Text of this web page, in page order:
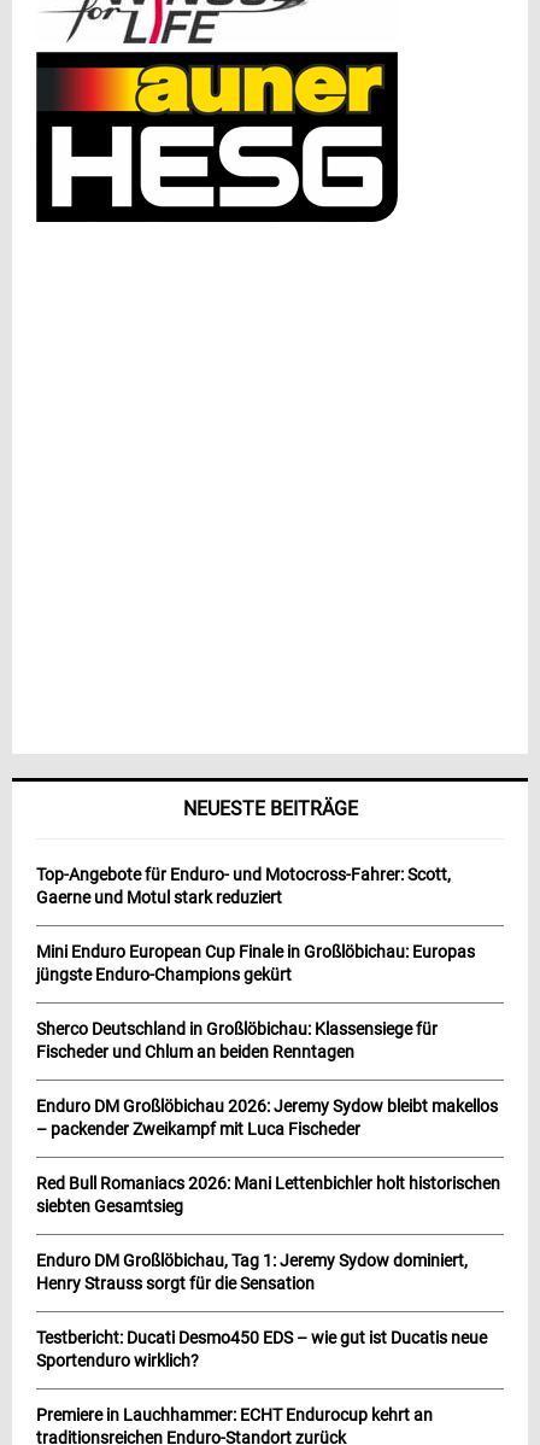
NEUESTE BEITRÄGE
Top-Angebote für Enduro- und Motocross-Fahrer: Scott,
Gaerne und Motul stark reduziert
Mini Enduro European Cup Finale in Großlöbichau: Europas
jüngste Enduro-Champions gekürt
Sherco Deutschland in Großlöbichau: Klassensiege für
Fischeder und Chlum an beiden Renntagen
Enduro DM Großlöbichau 2026: Jeremy Sydow bleibt makellos
– packender Zweikampf mit Luca Fischeder
Red Bull Romaniacs 2026: Mani Lettenbichler holt historischen
siebten Gesamtsieg
Enduro DM Großlöbichau, Tag 1: Jeremy Sydow dominiert,
Henry Strauss sorgt für die Sensation
Testbericht: Ducati Desmo450 EDS – wie gut ist Ducatis neue
Sportenduro wirklich?
Premiere in Lauchhammer: ECHT Endurocup kehrt an
traditionsreichen Enduro-Standort zurück